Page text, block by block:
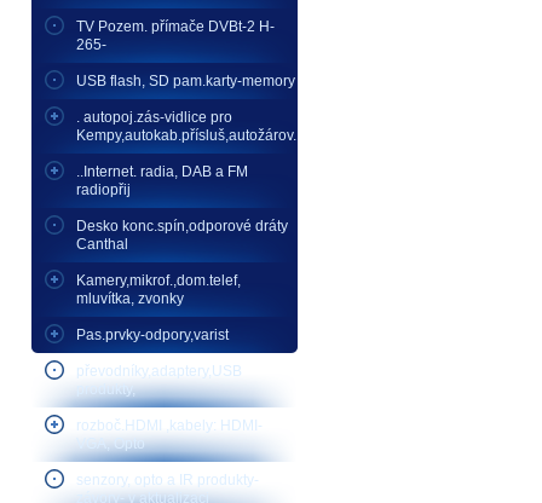
TV Pozem. přímače DVBt-2 H-
265-
USB flash, SD pam.karty-memory
. autopoj.zás-vidlice pro
Kempy,autokab.přísluš,autožárov.
..Internet. radia, DAB a FM
radiopřij
Desko konc.spín,odporové dráty
Canthal
Kamery,mikrof.,dom.telef,
mluvítka, zvonky
Pas.prvky-odpory,varist
převodníky,adaptery,USB
produkty,
rozboč.HDMI ,kabely: HDMI-
VGA, Opto
senzory, opto a IR produkty-
závory- v aktualizaci